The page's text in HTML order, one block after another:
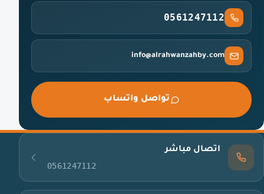
0561247112
info@alrahwanzahby.com
تواصل واتساب
اتصال مباشر
0561247112